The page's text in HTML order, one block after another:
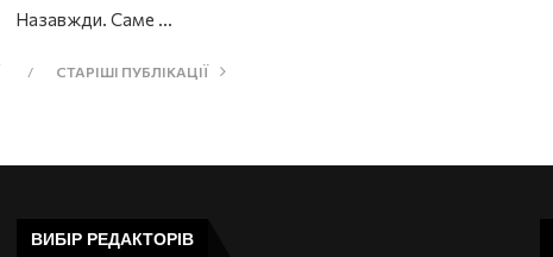
Назавжди. Саме …
СТАРІШІ ПУБЛІКАЦІЇ
ВИБІР РЕДАКТОРІВ